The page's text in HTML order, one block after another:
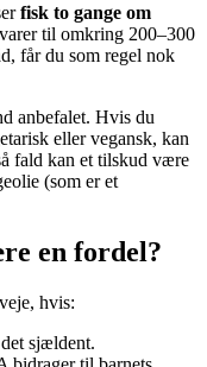
fisk to gange om
til omkring 200–300
får du som regel nok
anbefalet. Hvis du
eller vegansk, kan
fald kan et tilskud være
(som er et
en fordel?
hvis:
sjældent.